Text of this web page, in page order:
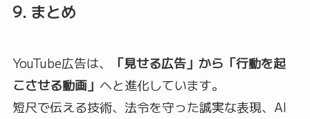
9. まとめ
YouTube広告は、
「見せる広告」から「行動を起
こさせる動画」 へと進化しています。
短尺で伝える技術、法令を守った誠実な表現、AI